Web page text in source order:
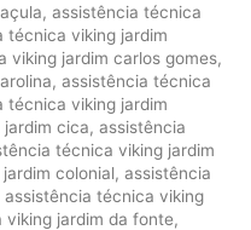
, assistência técnica
técnica viking jardim
viking jardim carlos gomes,
, assistência técnica
técnica viking jardim
cica, assistência
técnica viking jardim
colonial, assistência
assistência técnica viking
jardim da fonte,